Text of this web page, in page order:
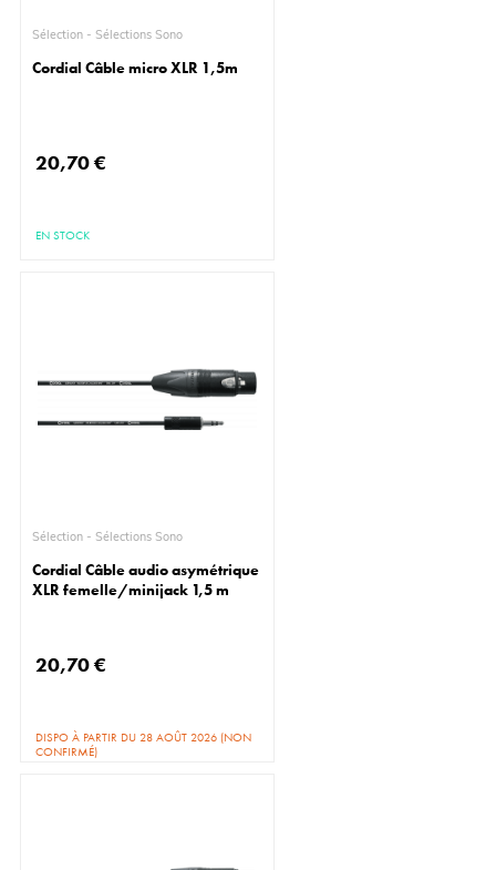
Sélection - Sélections Sono
Cordial Câble micro XLR 1,5m
20,70 €
EN STOCK
Sélection - Sélections Sono
Cordial Câble audio asymétrique
XLR femelle/minijack 1,5 m
20,70 €
DISPO À PARTIR DU 28 AOÛT 2026 (NON
CONFIRMÉ)